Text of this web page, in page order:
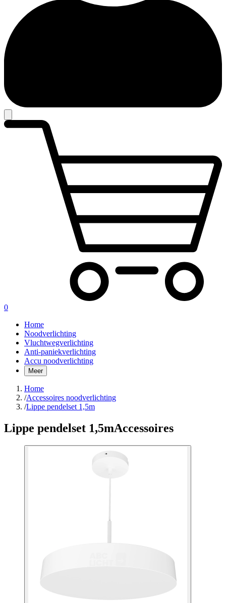
0
Home
Noodverlichting
Vluchtwegverlichting
Anti-paniekverlichting
Accu noodverlichting
Meer
Home
/Accessoires noodverlichting
/Lippe pendelset 1,5m
Lippe pendelset 1,5mAccessoires